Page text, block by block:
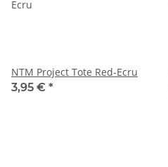
NTM Project Tote Red-Ecru
3,95 € *